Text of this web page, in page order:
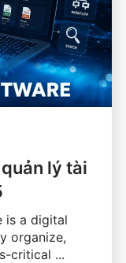
lý tài
is a digital
organize,
critical ...